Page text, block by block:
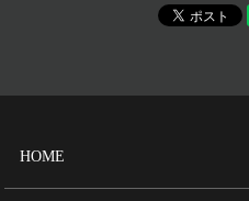
HOME